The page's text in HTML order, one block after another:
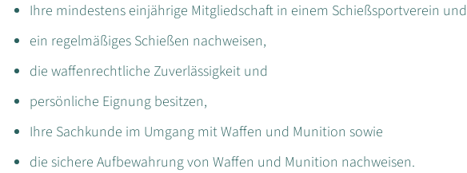
Ihre mindestens einjährige Mitgliedschaft in einem Schießsportverein und
ein regelmäßiges Schießen nachweisen,
die waffenrechtliche Zuverlässigkeit und
persönliche Eignung besitzen,
Ihre Sachkunde im Umgang mit Waffen und Munition sowie
die sichere Aufbewahrung von Waffen und Munition nachweisen.